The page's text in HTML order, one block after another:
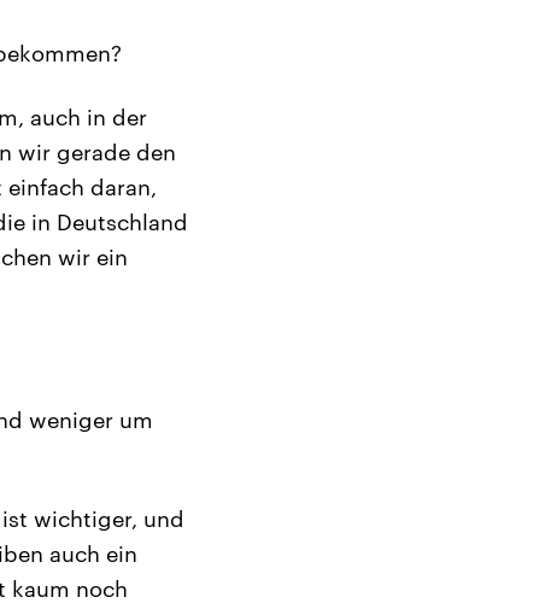
auch in der
wir gerade den
daran,
in Deutschland
wir ein
weniger um
wichtiger, und
auch ein
kaum noch